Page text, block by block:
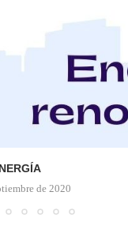
de 2020